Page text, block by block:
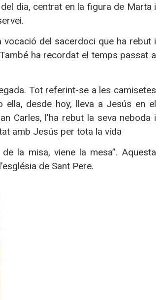
dia, centrat en la figura de Marta i
del sacerdoci que ha rebut i
ha recordat el temps passat a
Tot referint-se a les camisetes
ella, desde hoy, lleva a Jesús en el
Carles, l’ha rebut la seva neboda i
amb Jesús per tota la vida
la misa, viene la mesa”. Aquesta
de Sant Pere.